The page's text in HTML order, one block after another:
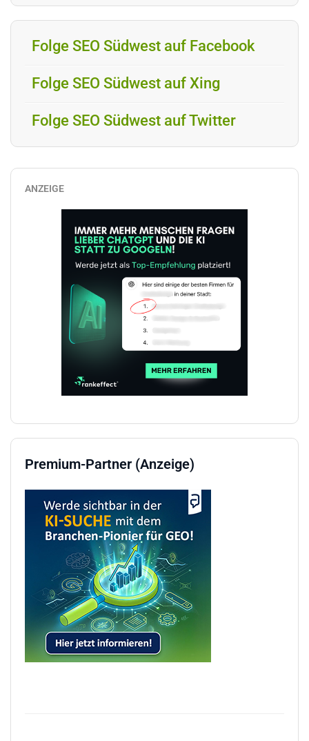
Folge SEO Südwest auf Facebook
Folge SEO Südwest auf Xing
Folge SEO Südwest auf Twitter
ANZEIGE
Premium-Partner (Anzeige)